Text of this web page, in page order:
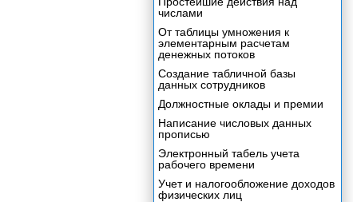
числами
От таблицы умножения к
элементарным расчетам
денежных потоков
Создание табличной базы
данных сотрудников
Должностные оклады и премии
Написание числовых данных
прописью
Электронный табель учета
рабочего времени
Учет и налогообложение доходов
физических лиц